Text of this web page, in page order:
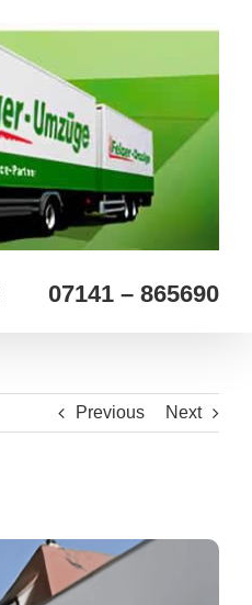
07141 – 865690
Previous Next